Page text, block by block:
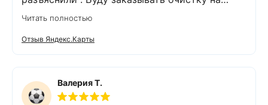
Читать полностью
Отзыв Яндекс.Карты
Валерия Т.